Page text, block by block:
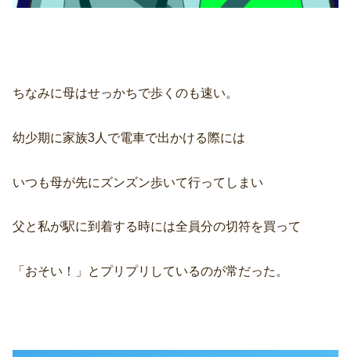
ちなみに母はせっかちで歩くのも速い。
幼少期に家族3人で電車で出かける際には
いつも母が先にズンズン歩いて行ってしまい
父と私が駅に到着する時には全員分の切符を買って
「おそい！」とプリプリしているのが常だった。